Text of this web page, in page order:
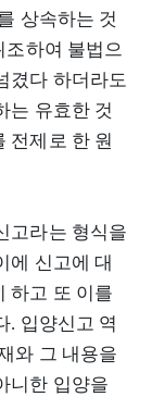
상속하는 것
하여 불법으
겼다 하더라도
는 유효한 것
전제로 한 원
고라는 형식을
에 신고에 대
하고 또 이를
. 입양신고 역
와 그 내용을
니한 입양을